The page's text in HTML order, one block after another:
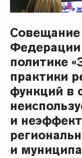
политике
практики
функций в
и
и